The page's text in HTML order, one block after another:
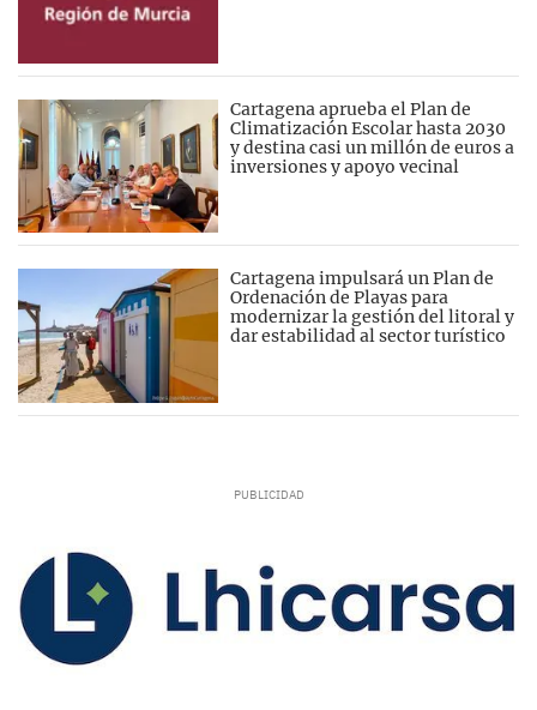
Cartagena aprueba el Plan de
Climatización Escolar hasta 2030
y destina casi un millón de euros a
inversiones y apoyo vecinal
Cartagena impulsará un Plan de
Ordenación de Playas para
modernizar la gestión del litoral y
dar estabilidad al sector turístico